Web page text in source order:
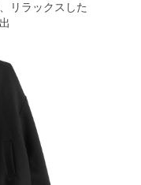
リラックスした